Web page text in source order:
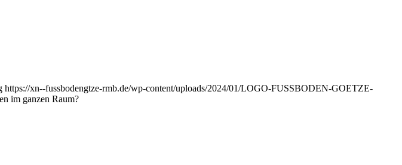
https://xn--fussbodengtze-rmb.de/wp-content/uploads/2024/01/LOGO-FUSSBODEN-GOETZE-
im ganzen Raum?